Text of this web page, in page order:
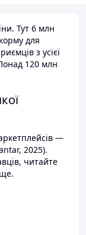
Тут 6 млн
для
з усієї
120 млн
—
2025).
читайте